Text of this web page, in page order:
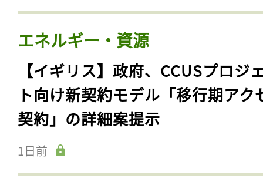
エネルギー・資源
【イギリス】政府、CCUSプロジ
ト向け新契約モデル「移行期アク
契約」の詳細案提示
1日前